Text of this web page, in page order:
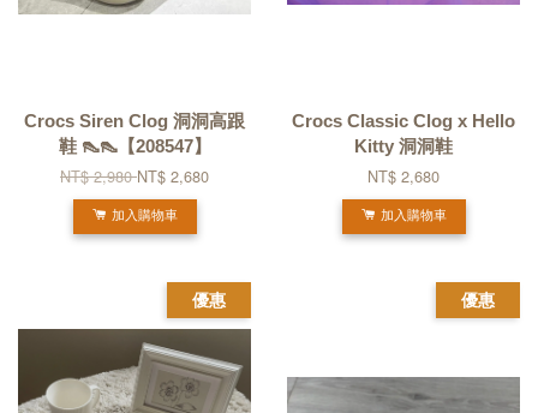
Crocs Siren Clog 洞洞高跟
鞋 👠👠【208547】
NT$ 2,980NT$ 2,680
加入購物車
Crocs Classic Clog x Hello
Kitty 洞洞鞋
NT$ 2,680
加入購物車
優惠 優惠